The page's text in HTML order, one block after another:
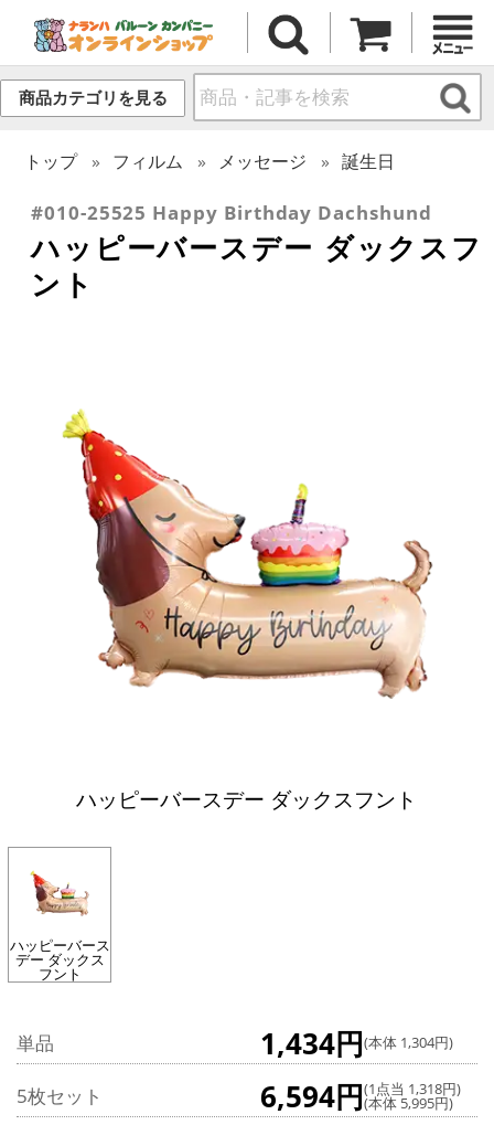
商品カテゴリを見る
トップ フィルム メッセージ 誕生日
#010-25525 Happy Birthday Dachshund
ハッピーバースデー ダックスフ
ント
ハッピーバースデー ダックスフント
ハッピーバース
デー ダックス
フント
単品 1,434円(本体 1,304円)
5枚セット 6,594円(1点当 1,318円)
(本体 5,995円)